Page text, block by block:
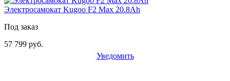
Электросамокат Kugoo F2 Max 20.8Ah
Под заказ
57 799 руб.
Уведомить